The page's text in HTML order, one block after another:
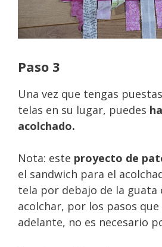
Paso 3
Una vez que tengas
telas en su lugar, puedes
acolchado.
Nota: este proyecto de
el sandwich para el
tela por debajo de la guata
acolchar, por los pasos que
adelante, no es necesario